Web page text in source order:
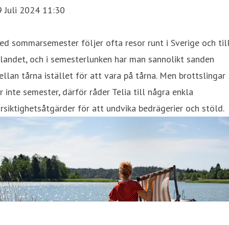
Juli 2024 11:30
sommarsemester följer ofta resor runt i Sverige och
och i semesterlunken har man sannolikt sanden
tårna istället för att vara på tårna. Men brottslingar
inte semester, därför råder Telia till några enkla
för att undvika bedrägerier och stöld.